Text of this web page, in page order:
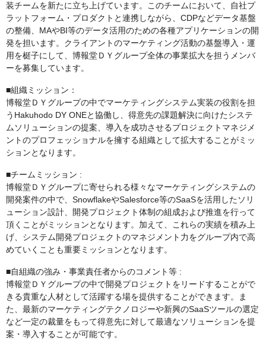
装チームを新たに立ち上げています。このチームにおいて、自社プ
ラットフォーム・プロダクトと連携しながら、CDPなどデータ基盤
の整備、MAやBI等のデータ活用のための各種アプリケーションの開
発を担います。クライアントのマーケティング活動の基盤導入・運
用を梃子にして、博報堂ＤＹグループ全体の事業拡大を担うメンバ
ーを募集しています。
■組織ミッション：
博報堂ＤＹグループの中でマーケティングシステム実装の役割を担
うHakuhodo DY ONEと協働し、得意先の課題解決に向けたシステ
ムソリューションの提案、導入を成功させるプロジェクトマネジメ
ントのプロフェッショナルを擁する組織として拡大することがミッ
ションとなります。
■チームミッション :
博報堂ＤＹグループに寄せられる様々なマーケティングシステムの
開発案件の中で、SnowflakeやSalesforce等のSaaSを活用したソリ
ューション設計、開発プロジェクト体制の組成および推進を行って
頂くことがミッションとなります。加えて、これらの実績を積み上
げ、システム開発プロジェクトのマネジメント力をグループ内で高
めていくことも重要ミッションとなります。
■自組織の強み・事業責任者からのコメント等 :
博報堂ＤＹグループの中で開発プロジェクトをリードすることがで
きる貴重な人材として活躍する場を提供することができます。ま
た、最新のマーケティングテクノロジーや新興のSaaSツールの選定
など一定の裁量をもって得意先に対して最適なソリューションを提
案・導入することが可能です。